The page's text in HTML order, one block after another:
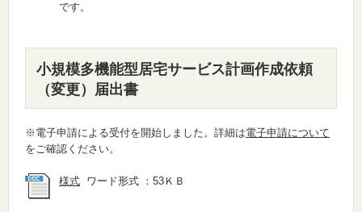
です。
小規模多機能型居宅サービス計画作成依頼
（変更）届出書
※電子申請による受付を開始しました。詳細は電子申請について
をご確認ください。
様式 ワード形式 ：53ＫＢ